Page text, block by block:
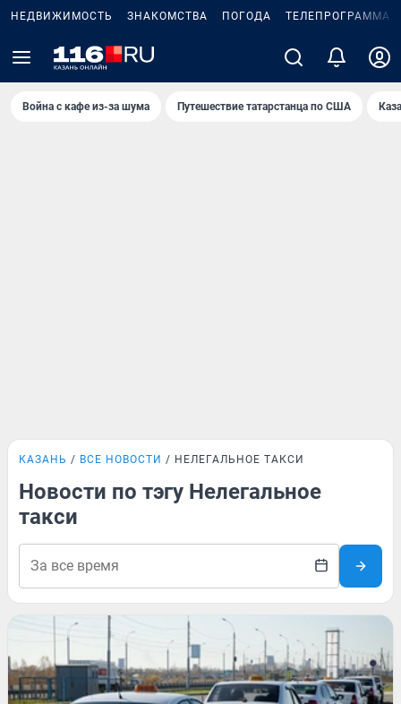
НЕДВИЖИМОСТЬ ЗНАКОМСТВА ПОГОДА ТЕЛЕПРОГРАММА
Война с кафе из-за шума Путешествие татарстанца по США
КАЗАНЬ ВСЕ НОВОСТИ НЕЛЕГАЛЬНОЕ ТАКСИ
Новости по тэгу Нелегальное
такси